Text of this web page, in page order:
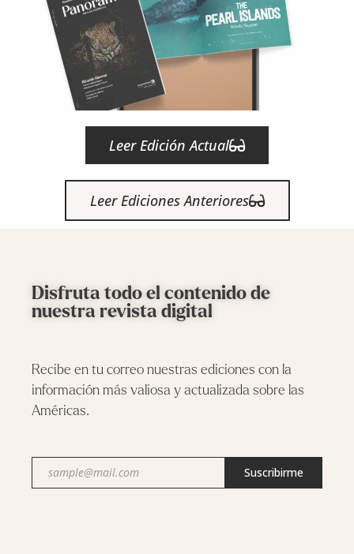
Leer Edición Actual
Leer Ediciones Anteriores
Disfruta todo el contenido de
nuestra revista digital
Recibe en tu correo nuestras ediciones con la
información más valiosa y actualizada sobre las
Américas.
electrónico